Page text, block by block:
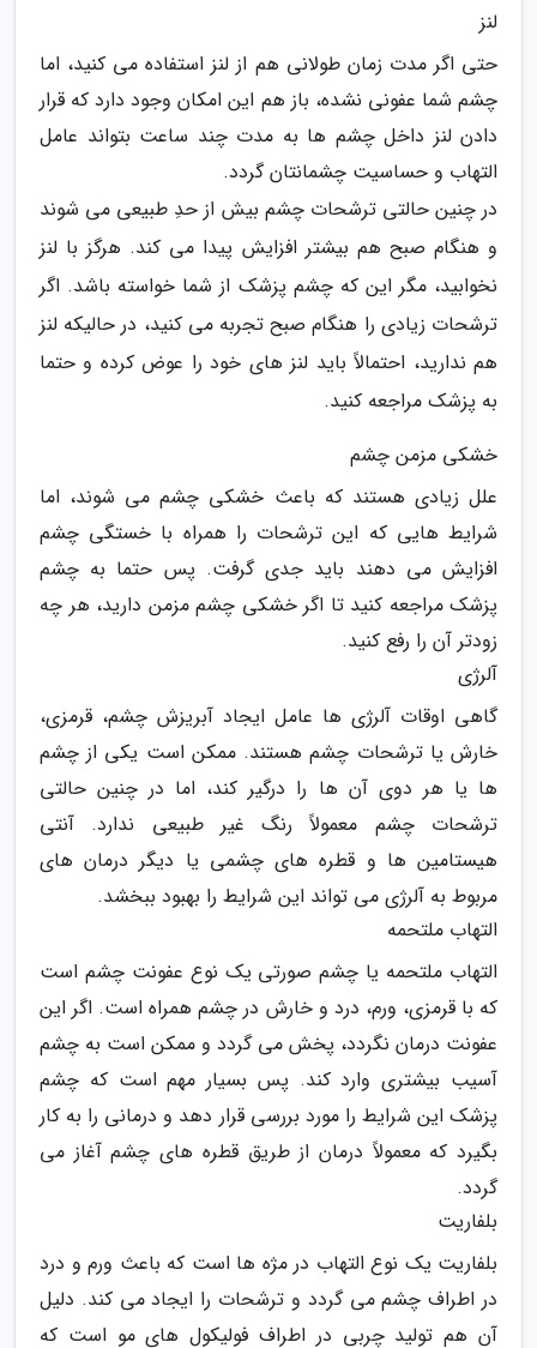
لنز
حتی اگر مدت زمان طولانی هم از لنز استفاده می کنید، اما
چشم شما عفونی نشده، باز هم این امکان وجود دارد که قرار
دادن لنز داخل چشم ها به مدت چند ساعت بتواند عامل
التهاب و حساسیت چشمانتان گردد.
در چنین حالتی ترشحات چشم بیش از حدِ طبیعی می شوند
و هنگام صبح هم بیشتر افزایش پیدا می کند. هرگز با لنز
نخوابید، مگر این که چشم پزشک از شما خواسته باشد. اگر
ترشحات زیادی را هنگام صبح تجربه می کنید، در حالیکه لنز
هم ندارید، احتمالاً باید لنز های خود را عوض کرده و حتما
به پزشک مراجعه کنید.
خشکی مزمن چشم
علل زیادی هستند که باعث خشکی چشم می شوند، اما
شرایط هایی که این ترشحات را همراه با خستگی چشم
افزایش می دهند باید جدی گرفت. پس حتما به چشم
پزشک مراجعه کنید تا اگر خشکی چشم مزمن دارید، هر چه
زودتر آن را رفع کنید.
آلرژی
گاهی اوقات آلرژی ها عامل ایجاد آبریزش چشم، قرمزی،
خارش یا ترشحات چشم هستند. ممکن است یکی از چشم
ها یا هر دوی آن ها را درگیر کند، اما در چنین حالتی
ترشحات چشم معمولاً رنگ غیر طبیعی ندارد. آنتی
هیستامین ها و قطره های چشمی یا دیگر درمان های
مربوط به آلرژی می تواند این شرایط را بهبود ببخشد.
التهاب ملتحمه
التهاب ملتحمه یا چشم صورتی یک نوع عفونت چشم است
که با قرمزی، ورم، درد و خارش در چشم همراه است. اگر این
عفونت درمان نگردد، پخش می گردد و ممکن است به چشم
آسیب بیشتری وارد کند. پس بسیار مهم است که چشم
پزشک این شرایط را مورد بررسی قرار دهد و درمانی را به کار
بگیرد که معمولاً درمان از طریق قطره های چشم آغاز می
گردد.
بلفاریت
بلفاریت یک نوع التهاب در مژه ها است که باعث ورم و درد
در اطراف چشم می گردد و ترشحات را ایجاد می کند. دلیل
آن هم تولید چربی در اطراف فولیکول های مو است که